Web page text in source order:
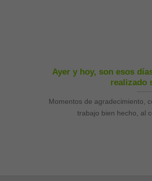
Ayer y hoy, son esos
realizado
Momentos de agradecimiento,
trabajo bien hecho, al